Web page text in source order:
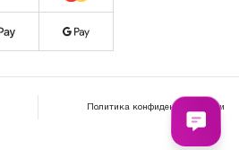
Политика конфиденциальности